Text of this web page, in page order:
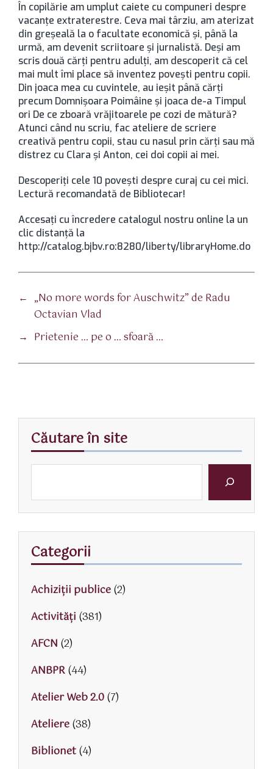
În copilărie am umplut caiete cu compuneri despre
vacanțe extraterestre. Ceva mai târziu, am aterizat
din greșeală la o facultate economică și, până la
urmă, am devenit scriitoare și jurnalistă. Deși am
scris două cărți pentru adulți, am descoperit că cel
mai mult îmi place să inventez povești pentru copii.
Din joaca mea cu cuvintele, au ieșit până cărți
precum Domnișoara Poimâine și joaca de-a Timpul
ori De ce zboară vrăjitoarele pe cozi de mătură?
Atunci când nu scriu, fac ateliere de scriere
creativă pentru copii, stau cu nasul prin cărți sau mă
distrez cu Clara și Anton, cei doi copii ai mei.
Descoperiţi cele 10 poveşti despre curaj cu cei mici.
Lectură recomandată de Bibliotecar!
Accesaţi cu încredere catalogul nostru online la un
clic distanţă la
http://catalog.bjbv.ro:8280/liberty/libraryHome.do
← „No more words for Auschwitz” de Radu
Octavian Vlad
→ Prietenie … pe o … sfoară …
Căutare în site
Categorii
Achiziții publice(2)
Activităţi (381)
AFCN (2)
ANBPR(44)
Atelier Web 2.0(7)
Ateliere(38)
Biblionet(4)